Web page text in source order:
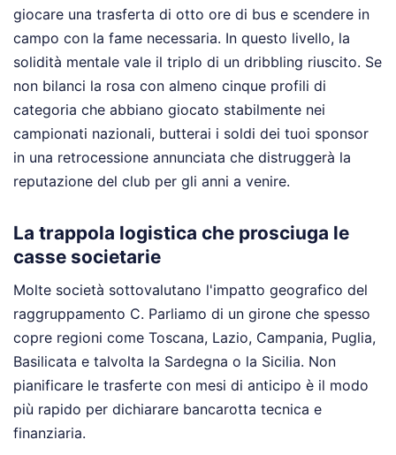
giocare una trasferta di otto ore di bus e scendere in
campo con la fame necessaria. In questo livello, la
solidità mentale vale il triplo di un dribbling riuscito. Se
non bilanci la rosa con almeno cinque profili di
categoria che abbiano giocato stabilmente nei
campionati nazionali, butterai i soldi dei tuoi sponsor
in una retrocessione annunciata che distruggerà la
reputazione del club per gli anni a venire.
La trappola logistica che prosciuga le
casse societarie
Molte società sottovalutano l'impatto geografico del
raggruppamento C. Parliamo di un girone che spesso
copre regioni come Toscana, Lazio, Campania, Puglia,
Basilicata e talvolta la Sardegna o la Sicilia. Non
pianificare le trasferte con mesi di anticipo è il modo
più rapido per dichiarare bancarotta tecnica e
finanziaria.